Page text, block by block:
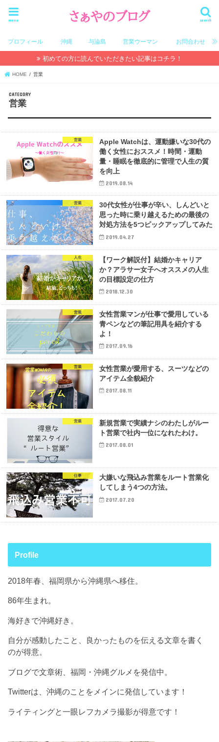
search
menu
プロフィール 沖縄 与論島 営業ウーマン お問合わせ
初めての方に読んでいただきたい記事はコチラ！
HOME 営業
営業
営業
Apple Watchは、運動嫌いな30代の
働く女性におススメ！時間・運動
量・睡眠を徹底的に管理で人生の質
を向上
2019.08.14
営業
30代女性が仕事が辛い、しんどいと
思った時に乗り越えるための最後の
対処方法を5つピックアップしてみた
2019.04.27
人生
【ワーク解説付】結婚かキャリア
か？アラサー女子へオススメの人生
の目標設定の仕方
2018.12.30
営業
女性営業マンが仕事で愛用している
青ペンなどの筆記用具を紹介する
よ！
2017.09.16
営業
女性営業が愛用する、スーツなどの
アイテム全貌紹介
2017.08.11
営業
新規営業で実績ナシのわたしがルー
ト営業で社内一位になれたわけ。
2017.08.01
仕事
大嫌いな飛込み営業をルート営業化
してしまう4つの方法。
2017.07.20
Profile
2018年春、福岡県から沖縄県へ移住。
86年生まれ。
海好きで沖縄好き。
自分が感動したこと、良かったものを伝える文章を書く
のが得意。
ブログで文章術、福岡・沖縄グルメを発信中。
Twitterは、沖縄のことをメインに発信しています！
ライティングと一眼レフカメラ撮影が得意です！